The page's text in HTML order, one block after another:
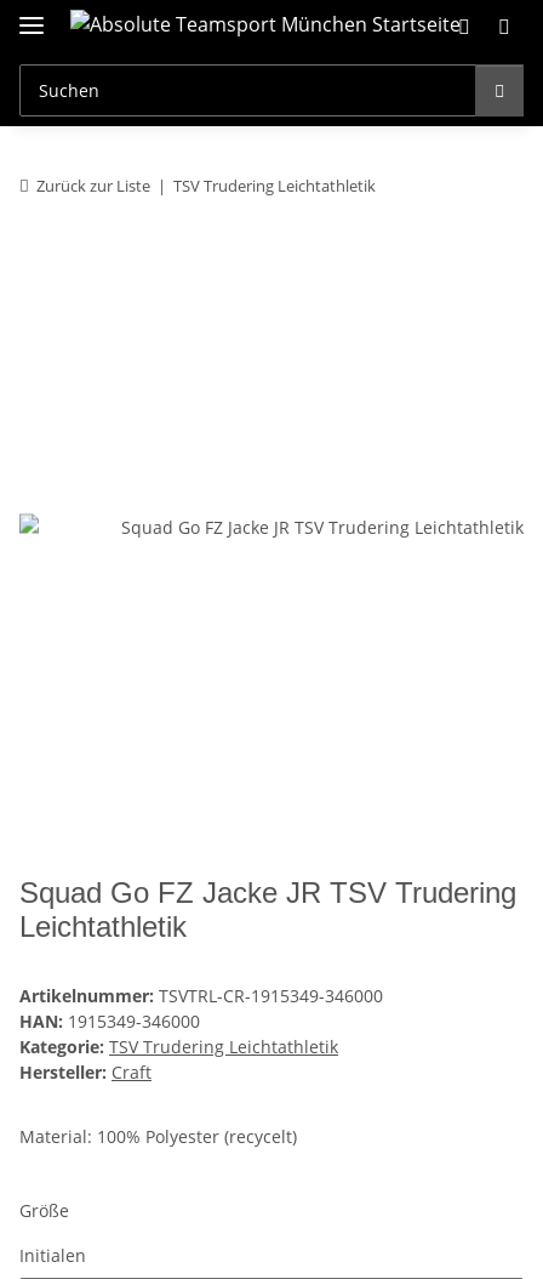
Zurück zur Liste TSV Trudering Leichtathletik
Squad Go FZ Jacke JR TSV Trudering
Leichtathletik
Artikelnummer: TSVTRL-CR-1915349-346000
HAN: 1915349-346000
Kategorie: TSV Trudering Leichtathletik
Hersteller: Craft
Material: 100% Polyester (recycelt)
Größe
Initialen